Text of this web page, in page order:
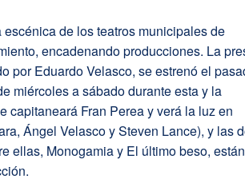
de los teatros municipales de
encadenando producciones. La
por Eduardo Velasco, se estrenó el
miércoles a sábado durante esta y la
capitaneará Fran Perea y verá la luz en
Ángel Velasco y Steven Lance), y las
ellas, Monogamia y El último beso,